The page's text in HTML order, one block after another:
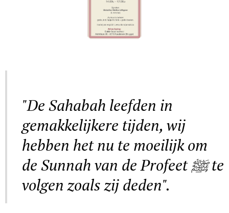
"De Sahabah leefden in
gemakkelijkere tijden, wij
hebben het nu te moeilijk om
de Sunnah van de Profeet ﷺ te
volgen zoals zij deden".